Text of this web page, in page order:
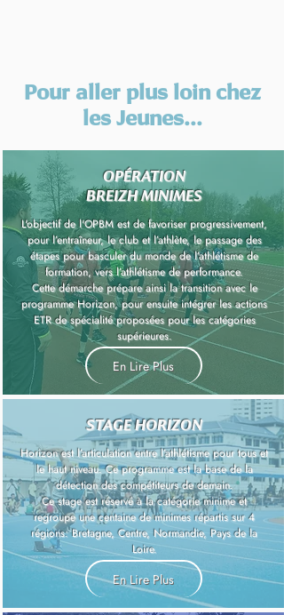
Pour aller plus loin chez
les Jeunes...
OPÉRATION
BREIZH MINIMES
L'objectif de l'OPBM est de favoriser progressivement,
pour l’entraîneur, le club et l’athlète, le passage des
étapes pour basculer du monde de l’athlétisme de
formation, vers l’athlétisme de performance.
Cette démarche prépare ainsi la transition avec le
programme Horizon, pour ensuite intégrer les actions
ETR de spécialité proposées pour les catégories
supérieures.
En Lire Plus
STAGE HORIZON
Horizon est l’articulation entre l’athlétisme pour tous et
le haut niveau. Ce programme est la base de la
détection des compétiteurs de demain.
Ce stage est réservé à la catégorie minime et
regroupe une centaine de minimes répartis sur 4
régions: Bretagne, Centre, Normandie, Pays de la
Loire.
En Lire Plus